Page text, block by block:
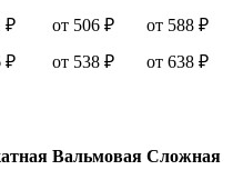
₽ от 506 ₽
от 588 ₽
₽ от 538 ₽ от 638 ₽
Вальмовая Сложная